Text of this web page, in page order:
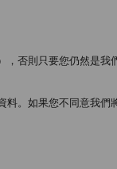
否則只要您仍然是
。如果您不同意我